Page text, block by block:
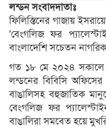
লন্ডন সংবাদদাতাঃ
ফিলিস্তিনের গাজায়
‘বেংগলিজ ফর
বাংলাদেশি সচেতন
গত ১৮ মে ২০২৪ সকালে
লন্ডনের বিবিসি অফিসের
বাঙালিসহ বহুজাতিক
বেংগলিজ ফর
বাঙালিরা সমবেত হয়ে